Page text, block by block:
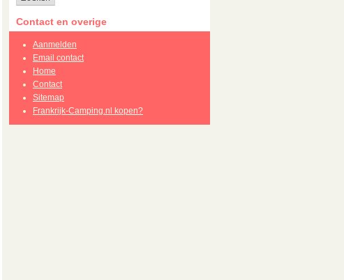
Contact en overige
Aanmelden
Email contact
Home
Contact
Sitemap
Frankrijk-Camping.nl kopen?